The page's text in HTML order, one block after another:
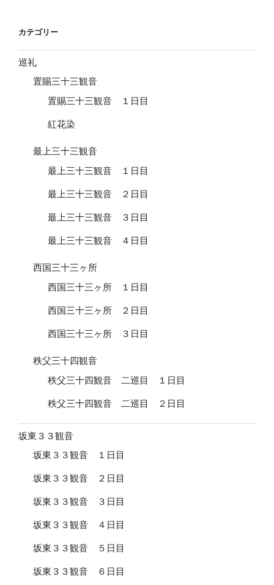
ン
カテゴリー
巡礼
置賜三十三観音
置賜三十三観音 １日目
紅花染
最上三十三観音
最上三十三観音 １日目
最上三十三観音 ２日目
最上三十三観音 ３日目
最上三十三観音 ４日目
西国三十三ヶ所
西国三十三ヶ所 １日目
西国三十三ヶ所 ２日目
西国三十三ヶ所 ３日目
秩父三十四観音
秩父三十四観音 二巡目 １日目
秩父三十四観音 二巡目 ２日目
坂東３３観音
坂東３３観音 １日目
坂東３３観音 ２日目
坂東３３観音 ３日目
坂東３３観音 ４日目
坂東３３観音 ５日目
坂東３３観音 ６日目